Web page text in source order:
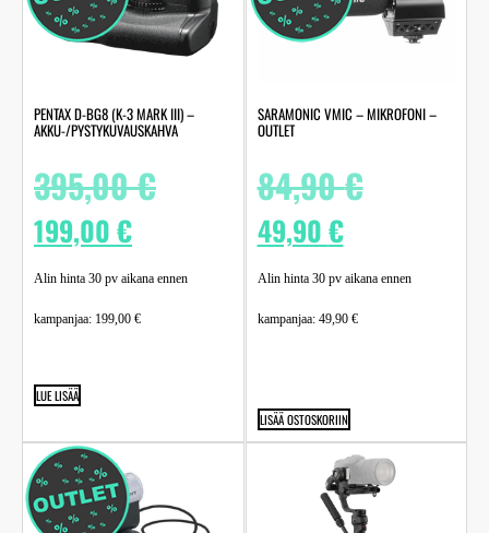
PENTAX D-BG8 (K-3 MARK III) –
AKKU-/PYSTYKUVAUSKAHVA
395,00€
199,00€
Alin hinta 30 pv aikana ennen
kampanjaa: 199,00 €
LUE LISÄÄ
SARAMONIC VMIC – MIKROFONI –
OUTLET
84,90€
49,90€
Alin hinta 30 pv aikana ennen
kampanjaa: 49,90 €
LISÄÄ OSTOSKORIIN